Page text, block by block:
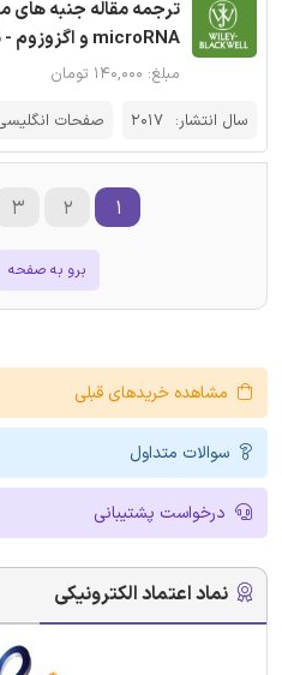
ترجمه مقاله جنبه های
microRNA و اگزوزوم - نشریه وایلی
مبلغ: ۱۴۰,۰۰۰ تومان
سال انتشار: 2017 صفحات
برو به صفحه
۱ ۲ ۳
مشاهده خریدهای قبلی
سوالات متداول
درخواست پشتیبانی
نماد اعتماد الکترونیکی